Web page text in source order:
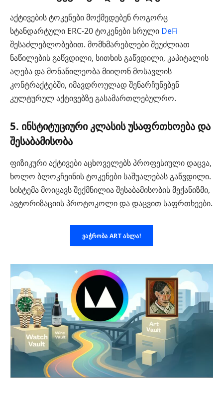
აქტივების ტოკენები მოქმედებენ როგორც
სტანდარტული ERC-20 ტოკენები სრული DeFi
შესაძლებლობებით. მომხმარებლები შეუძლიათ
ნაწილების გაწვდილი, სითხის გაწვდილი, კაპიტალის
აღება და მონაწილეობა მიიღონ მოსავლის
კონტრაქტებში, იმავდროულად შენარჩუნებენ
კულტურულ აქტივებზე გასამართლებულრო.
5. ინსტიტუციური კლასის უსაფრთხოება და
შესაბამისობა
ფიზიკური აქტივები აცხოველებს პროფესიული დაცვა,
ხოლო ბლოკჩეინის ტოკენები საშუალებას გაწვდილი.
სისტემა მოიცავს შექმნილია შესაბამისობის მექანიზმი,
ავტორიზაციის პროტოკოლი და დაცვით საფრთხეები.
ᲕᲐᲭᲠᲝᲑᲐ ART ᲐᲮᲚᲐ!